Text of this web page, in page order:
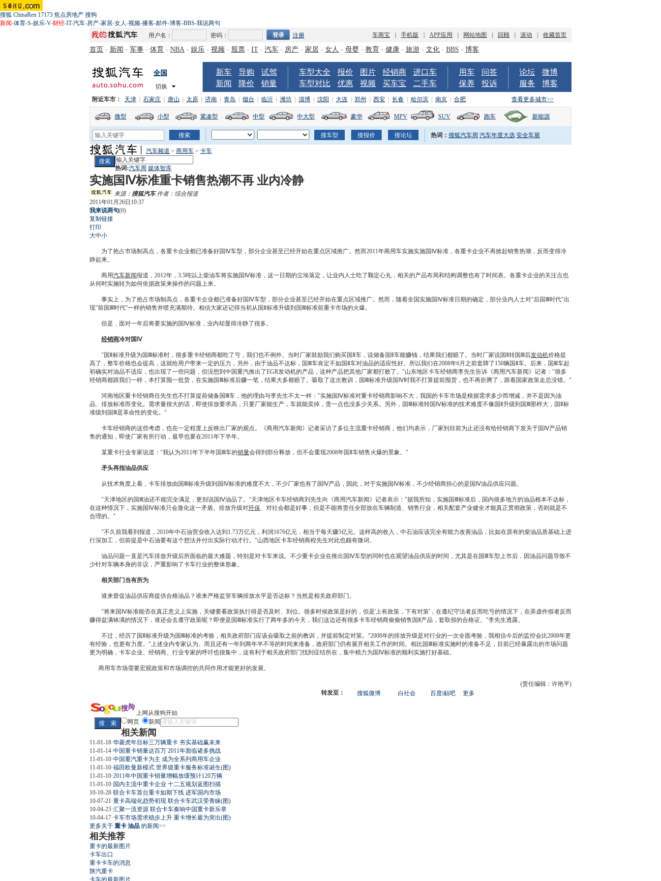
搜狐 ChinaRen 17173 焦点房地产 搜狗
新闻-体育-S-娱乐-V-财经-IT-汽车-房产-家居-女人-视频-播客-邮件-博客-BBS-我说两句
用户名：
密码： 注册 车商宝 手机版 APP应用 网站地图 回顾 滚动 收藏首页
首页 - 新闻 - 军事 - 体育 - NBA - 娱乐 - 视频 - 股票 - IT - 汽车 - 房产 - 家居 - 女人 - 母婴 - 教育 - 健康 - 旅游 - 文化 - BBS - 博客
全国
切换
新车 导购
试驾
新闻
降价 销量
车型大全 报价 图片 经销商
进口车
车型对比
优惠 视频 买车宝 二手车
用车
问答
保养
投诉
论坛
微博
服务
博客
查看更多城市>>
附近车市： 天津 石家庄 唐山 太原 济南 青岛 烟台 临沂 潍坊 淄博 沈阳 大连 郑州 西安 长春 哈尔滨 南京 合肥
微型 小型 紧凑型 中型 中大型 豪华 MPV SUV 跑车 新能源
热词： 搜狐汽车周 汽车年度大选 安全车展
汽车频道 > 商用车 > 卡车
热词:汽车周 媒体智库
实施国Ⅳ标准重卡销售热潮不再 业内冷静
来源： 搜狐汽车作者：综合报道
2011年01月26日10:37
我来说两句(0)
复制链接
打印
大中小
为了抢占市场制高点，各重卡企业都已准备好国Ⅳ车型，部分企业甚至已经开始在重点区域推广。然而2011年商用车实施实施国Ⅳ标准，各重卡企业不再掀起销售热潮，反而变得冷
静起来。
商用汽车新闻报道，2012年，3.5吨以上柴油车将实施国Ⅳ标准，这一日期的尘埃落定，让业内人士吃了颗定心丸，相关的产品布局和结构调整也有了时间表。各重卡企业的关注点也
从何时实施转为如何依据政策来操作的问题上来。
事实上，为了抢占市场制高点，各重卡企业都已准备好国Ⅳ车型，部分企业甚至已经开始在重点区域推广。然而，随着全国实施国Ⅳ标准日期的确定，部分业内人士对"后国Ⅲ时代"出
现"前国Ⅲ时代"一样的销售井喷充满期待。相信大家还记得当初从国Ⅱ标准升级到国Ⅲ标准前重卡市场的火爆。
但是，面对一年后将要实施的国Ⅳ标准，业内却显得冷静了很多。
经销商冷对国Ⅳ
"国Ⅱ标准升级为国Ⅲ标准时，很多重卡经销商都吃了亏，我们也不例外。当时厂家鼓励我们购买国Ⅱ车，说储备国Ⅱ车能赚钱，结果我们都赔了。当时厂家说国Ⅱ转国Ⅲ后发动机价格提
高了，整车价格也会提高，这就给用户带来一定的压力，另外，由于油品不达标，国Ⅲ车肯定不如国Ⅱ车对油品的适应性好。所以我们在2008年6月之前套牌了150辆国Ⅱ车。后来，国Ⅲ车起
初确实对油品不适应，也出现了一些问题，但没想到中国重汽推出了EGR发动机的产品，这种产品把其他厂家都打败了。"山东地区卡车经销商李先生告诉《商用汽车新闻 》记者："很多
经销商都跟我们一样，本打算囤一批货，在实施国Ⅲ标准后赚一笔，结果大多都赔了。吸取了这次教训，国Ⅲ标准升级国Ⅳ时我不打算提前囤货，也不再折腾了，跟着国家政策走总没错。"
河南地区重卡经销商任先生也不打算提前储备国Ⅲ车，他的理由与李先生不太一样："实施国Ⅳ标准对重卡经销商影响不大，我国的卡车市场是根据需求多少而增减，并不是因为油
品、排放标准而变化。需求量很大的话，即使排放要求高，只要厂家能生产，车就能卖掉，贵一点也没多少关系。另外，国Ⅲ标准转国Ⅳ标准的技术难度不像国Ⅱ升级到国Ⅲ那样大，国Ⅱ标
准级到国Ⅲ是革命性的变化。"
卡车经销商的这些考虑，也在一定程度上反映出厂家的观点。《商用汽车新闻 》记者采访了多位主流重卡经销商 ，他们均表示，厂家到目前为止还没有给经销商下发关于国Ⅳ产品销
售的通知，即使厂家有所行动，最早也要在2011年下半年。
某重卡行业专家说道："我认为2011年下半年国Ⅲ车的销量会得到部分释放，但不会重现2008年国Ⅱ车销售火爆的景象。"
矛头再指油品供应
从技术角度上看，卡车排放由国Ⅲ标准升级到国Ⅳ标准的难度不大，不少厂家也有了国Ⅳ产品，因此，对于实施国Ⅳ标准，不少经销商担心的是国Ⅳ油品供应问题。
"天津地区的国Ⅲ油还不能完全满足，更别说国Ⅳ油品了。"天津地区卡车经销商刘先生向《商用汽车新闻 》记者表示："据我所知，实施国Ⅲ标准后，国内很多地方的油品根本不达标，
在这种情况下，实施国Ⅳ标准只会激化这一矛盾。排放升级对环保、对社会都是好事，但是不能将责任全部放在车辆制造、销售行业，相关配套产业健全才能真正贯彻政策，否则就是不
合理的。"
"不久前我看到报道，2010年中石油营业收入达到1.73万亿元，利润1676亿元，相当于每天赚5亿元。这样高的收入，中石油应该完全有能力改善油品，比如在原有的柴油品质基础上进
行深加工，但前提是中石油要有这个想法并付出实际行动才行。"山西地区卡车经销商程先生对此也颇有微词。
油品问题一直是汽车排放升级后所面临的最大难题，特别是对卡车来说。不少重卡企业在推出国Ⅳ车型的同时也在观望油品供应的时间，尤其是在国Ⅲ车型上市后，因油品问题导致不
少针对车辆本身的非议，严重影响了卡车行业的整体形象。
相关部门当有所为
谁来督促油品供应商提供合格油品？谁来严格监管车辆排放水平是否达标？当然是相关政府部门。
"将来国Ⅳ标准能否在真正意义上实施，关键要看政策执行得是否及时、到位。很多时候政策是好的，但是'上有政策，下有对策'，在遵纪守法者反而吃亏的情况下，在弄虚作假者反而
赚得盆满钵满的情况下，谁还会去遵守政策呢？即便是国Ⅲ标准实行了两年多的今天，我们这边还有很多卡车经销商偷偷销售国Ⅱ产品，套取假的合格证。"李先生透露。
不过，经历了国Ⅱ标准升级为国Ⅲ标准的考验，相关政府部门应该会吸取之前的教训，并提前制定对策。"2008年的排放升级是对行业的一次全面考验，我相信今后的监控会比2008年更
有经验，也更有力度。"上述业内专家认为。而且还有一年到两年半不等的时间来准备，政府部门仍有展开相关工作的时间。相比国Ⅲ标准实施时的准备不足，目前已经暴露出的市场问题
更为明确，卡车企业、 经销商、行业专家的呼吁也很集中，这有利于相关政府部门找到症结所在，集中精力为国Ⅳ标准的顺利实施打好基础。
商用车市场需要宏观政策和市场调控的共同作用才能更好的发展。
(责任编辑：许艳平)
更多开
转发至： 搜狐微博 白社会 百度i贴吧
上网从搜狗开始
网页
新闻
相关新闻
11-01-18·华菱虎年目标三万辆重卡 夯实基础赢未来
11-01-14·中国重卡销量达百万 2011年面临诸多挑战
11-01-10·中国重汽重卡为主 成为全系列商用车企业
11-01-10·福田欧曼新模式 世界级重卡服务标准诞生(图)
11-01-10·2011年中国重卡销量增幅放缓预计120万辆
11-01-10·国内主流中重卡企业 十二五规划蓝图扫描
10-10-28·联合卡车首台重卡如期下线 进军国内市场
10-07-21 ·重卡高端化趋势初现 联合卡车武汉受青睐(图)
10-04-23·汇聚一流资源 联合卡车奏响中国重卡新乐章
10-04-17·卡车市场需求稳步上升 重卡增长最为突出(图)
更多关于 重卡 油品 的新闻>>
相关推荐
重卡的最新图片
卡车出口
重卡卡车的消息
陕汽重卡
卡车的最新图片